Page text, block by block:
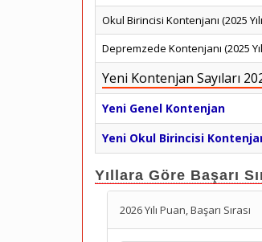
Okul Birincisi Kontenjanı (2025
Depremzede Kontenjanı (2025
Yeni Kontenjan Sayıları
Yeni Genel Kontenjan
Yeni Okul Birincisi
Yıllara Göre Başarı
2026 Yılı Puan, Başarı Sırası